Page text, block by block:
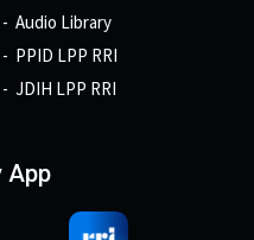
Audio Library
PPID LPP RRI
JDIH LPP RRI
App